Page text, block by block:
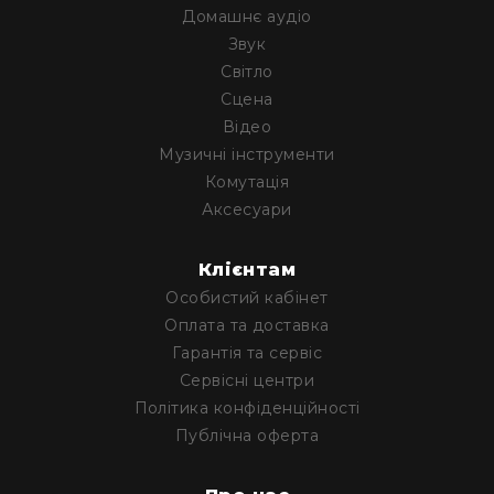
та
консолі
Аудіоінтерфейси
Процесори
та
кросовери
Сплітери,
суматори,
Аксесуари
та
компоненти
Аудикомп'ютери
Програмне
забезпечення
Рекордери
Домашнє аудіо
Звук
Світло
Сцена
Відео
Музичні інструменти
Комутація
Аксесуари
Клієнтам
Особистий кабінет
Оплата та доставка
Гарантія та сервіс
Сервісні центри
Політика конфіденційності
Публічна оферта